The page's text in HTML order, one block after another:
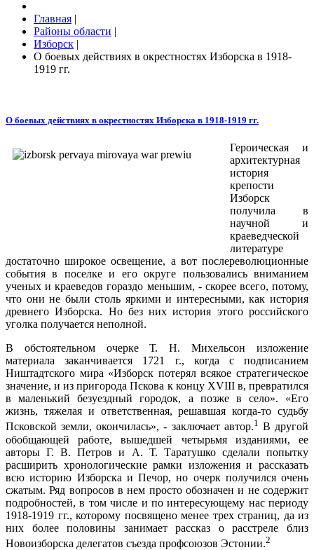
Главная |
Районы области |
Изборск |
О боевых действиях в окрестностях Изборска в 1918-
1919 гг.
О боевых действиях в окрестностях Изборска в 1918-1919 гг.
Героическая и
архитектурная
история
крепости
Изборск
получила в
научной и
краеведческой
литературе
достаточно широкое освещение, а вот послереволю­ционные
события в поселке и его округе пользовались вниманием
ученых и краеведов гораздо меньшим, - скорее всего, потому,
что они не были столь яркими и интересными, как история
древнего Изборска. Но без них история этого российского
уголка получается неполной.
В обстоятельном очерке Т. Н. Михельсон изложение
материала заканчивается 1721 г., когда с подписани­ем
Ништадтского мира «Изборск потерял всякое стра­тегическое
значение, и из пригорода Пскова к концу XVIII в, превратился
в маленький безуездный городок, а позже в село». «Его
жизнь, тяжелая и ответственная, решавшая когда-то судьбу
Псковской земли, окончи­лась», - заключает автор.1 В другой
обобщающей ра­боте, вышедшей четырьмя изданиями, ее
авторы Г. В. Петров и А. Т. Таратушко сделали попытку
расширить хронологические рамки изложения и рассказать
всю историю Изборска и Печор, но очерк получился очень
сжатым. Ряд вопросов в нем просто обозначен и не содержит
подробностей, в том числе и по интересующему нас периоду
1918-1919 гг., которому посвящено менее трех страниц, да из
них более половины занимает рас­сказ о расстреле близ
Новоизборска делегатов съезда профсоюзов Эстонии.2